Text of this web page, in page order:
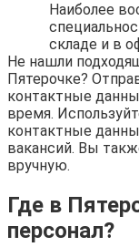
Наиболее
складе и в
Не нашли
Пятерочке?
контактные
время.
контактные
вакансий. Вы
вручную.
Где в
персонал?